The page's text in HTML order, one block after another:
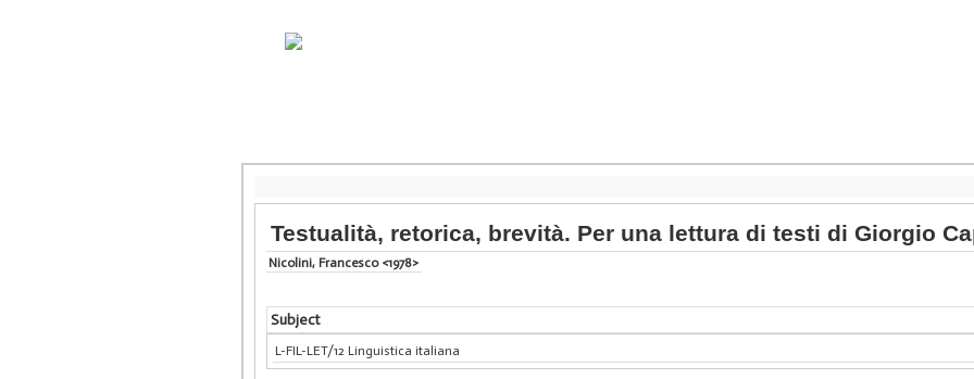
Testualità, retorica, brevità. Per una lettura di testi di Giorgio
Nicolini, Francesco <1978>
Subject
L-FIL-LET/12 Linguistica italiana